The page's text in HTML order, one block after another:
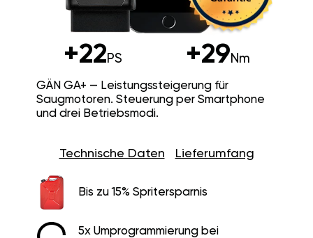
+22PS +29Nm
GÄN GA+ — Leistungssteigerung für
Saugmotoren. Steuerung per Smartphone
und drei Betriebsmodi.
Technische Daten Lieferumfang
Bis zu 15% Spritersparnis
5x Umprogrammierung bei